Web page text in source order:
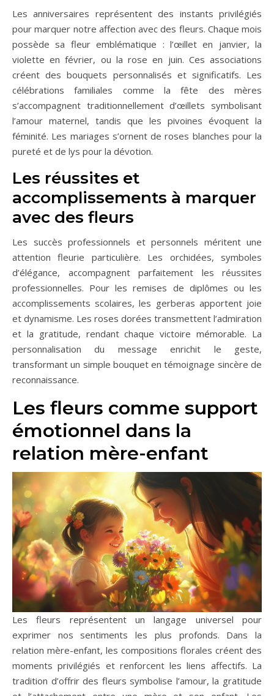
Les anniversaires représentent des instants privilégiés
pour marquer notre affection avec des fleurs. Chaque mois
possède sa fleur emblématique : l’œillet en janvier, la
violette en février, ou la rose en juin. Ces associations
créent des bouquets personnalisés et significatifs. Les
célébrations familiales comme la fête des mères
s’accompagnent traditionnellement d’œillets symbolisant
l’amour maternel, tandis que les pivoines évoquent la
féminité. Les mariages s’ornent de roses blanches pour la
pureté et de lys pour la dévotion.
Les réussites et
accomplissements à marquer
avec des fleurs
Les succès professionnels et personnels méritent une
attention fleurie particulière. Les orchidées, symboles
d’élégance, accompagnent parfaitement les réussites
professionnelles. Pour les remises de diplômes ou les
accomplissements scolaires, les gerberas apportent joie
et dynamisme. Les roses dorées transmettent l’admiration
et la gratitude, rendant chaque victoire mémorable. La
personnalisation du message enrichit le geste,
transformant un simple bouquet en témoignage sincère de
reconnaissance.
Les fleurs comme support
émotionnel dans la
relation mère-enfant
Les fleurs représentent un langage universel pour
exprimer nos sentiments les plus profonds. Dans la
relation mère-enfant, les compositions florales créent des
moments privilégiés et renforcent les liens affectifs. La
tradition d’offrir des fleurs symbolise l’amour, la gratitude